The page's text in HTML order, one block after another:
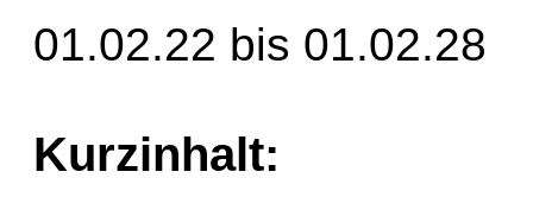
01.02.22 bis 01.02.28
Kurzinhalt: